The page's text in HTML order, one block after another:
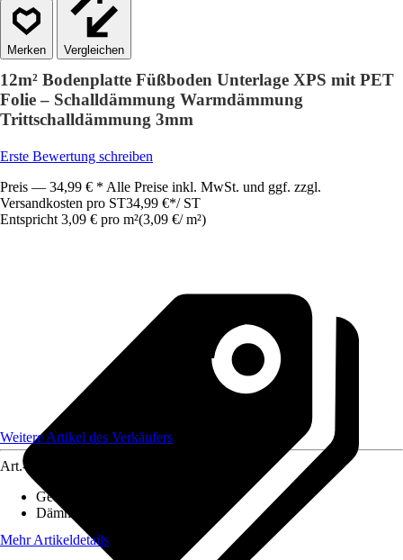
Vergleichen
12m² Bodenplatte Füßboden Unterlage XPS mit PET
Folie – Schalldämmung Warmdämmung
Trittschalldämmung 3mm
Erste Bewertung schreiben
Preis — 34,99 € * Alle Preise inkl. MwSt. und ggf. zzgl.
Versandkosten pro ST34,99 €*/ ST
Entspricht 3,09 € pro m²(3,09 €/ m²)
Weitere Artikel des Verkäufers
Art.-Nr.
Geeignete Untergründe
Dämmung Trittschall
Mehr Artikeldetails